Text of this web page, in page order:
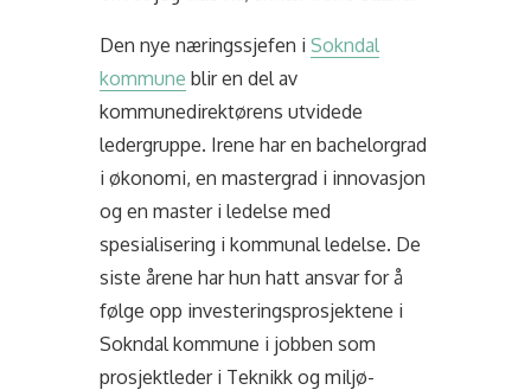
Den nye næringssjefen iSokndal
kommune blir en del av
kommunedirektørens utvidede
ledergruppe. Irene har en bachelorgrad
i økonomi, en mastergrad i innovasjon
og en master i ledelse med
spesialisering i kommunal ledelse. De
siste årene har hun hatt ansvar for å
følge opp investeringsprosjektene i
Sokndal kommune i jobben som
prosjektleder i Teknikk og miljø-